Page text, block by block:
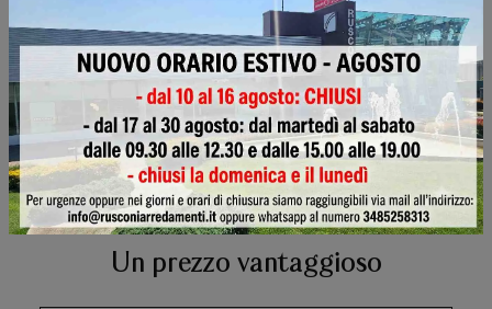
Scopri se possiamo riservarti
Un prezzo vantaggioso